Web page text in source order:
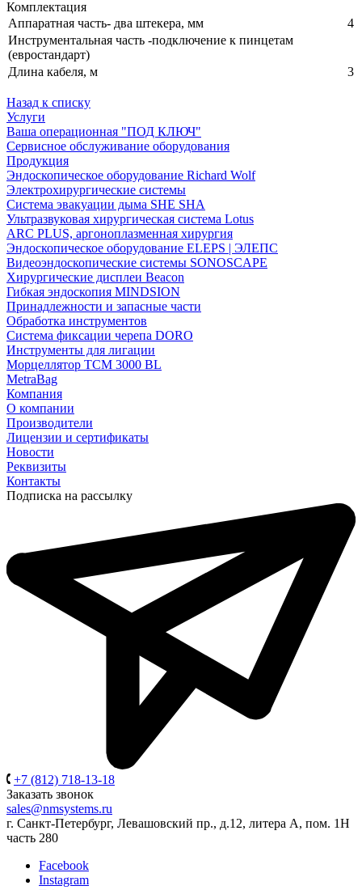
Комплектация
Аппаратная часть- два штекера, мм
4
Инструментальная часть -подключение к пинцетам
(евростандарт)
Длина кабеля, м
3
Назад к списку
Услуги
Ваша операционная "ПОД КЛЮЧ"
Сервисное обслуживание оборудования
Продукция
Эндоскопическое оборудование Richard Wolf
Электрохирургические системы
Система эвакуации дыма SHE SHA
Ультразвуковая хирургическая система Lotus
ARC PLUS, аргоноплазменная хирургия
Эндоскопическое оборудование ELEPS | ЭЛЕПС
Видеоэндоскопические системы SONOSCAPE
Хирургические дисплеи Beacon
Гибкая эндоскопия MINDSION
Принадлежности и запасные части
Обработка инструментов
Система фиксации черепа DORO
Инструменты для лигации
Морцеллятор ТСМ 3000 BL
MetraBag
Компания
О компании
Производители
Лицензии и сертификаты
Новости
Реквизиты
Контакты
Подписка на рассылку
+7 (812) 718-13-18
Заказать звонок
sales@nmsystems.ru
г. Санкт-Петербург, Левашовский пр., д.12, литера А, пом. 1Н
часть 280
Facebook
Instagram